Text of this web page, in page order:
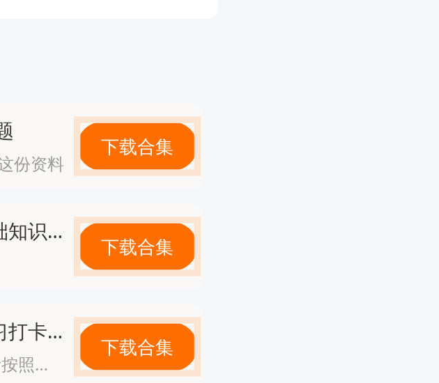
学习压力较小
或计算的考生来说
效管理、薪酬体系、
面展开，很多知识与
份资料
下载合集
中级经济师《经济基础知识》高频易错题
下载合集
《经济基础知识》学习打卡表
全科备考学习打卡表,备考按照计划走
下载合集